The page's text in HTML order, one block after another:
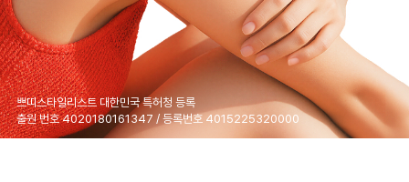
쁘띠스타일리스트 대한민국 특허청 등록
출원 번호 4020180161347 / 등록번호 4015225320000